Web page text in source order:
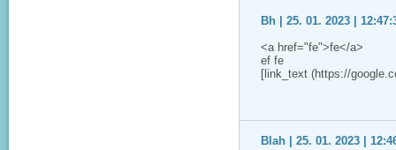
Bh | 25. 01. 2023 |
<a href="fe">fe</a>
ef fe
[link_text (https://
Blah | 25. 01. 2023 |